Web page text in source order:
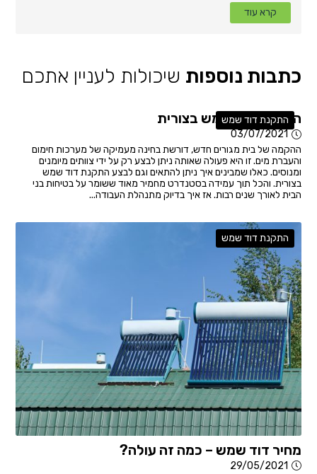
קרא עוד
כתבות נוספות שיכולות לעניין אתכם
התקנת דוד שמש
התקנת דוד שמש בצורית
03/07/2021
ההקמה של בית מגורים חדש, דורשת בחינה מעמיקה של מערכות חימום
והעברת מים. זו היא פעולה שאותה ניתן לבצע רק על ידי צוותים מיומנים
ומנוסים. כאלו שמבינים איך ניתן להתאים וגם לבצע התקנת דוד שמש
בצורית. והכל תוך עמידה בסטנדרט מחמיר מאוד ששומר על בטיחות בני
הבית לאורך שנים רבות. אז איך בדיוק מתנהלת העבודה...
התקנת דוד שמש
מחיר דוד שמש – כמה זה עולה?
29/05/2021